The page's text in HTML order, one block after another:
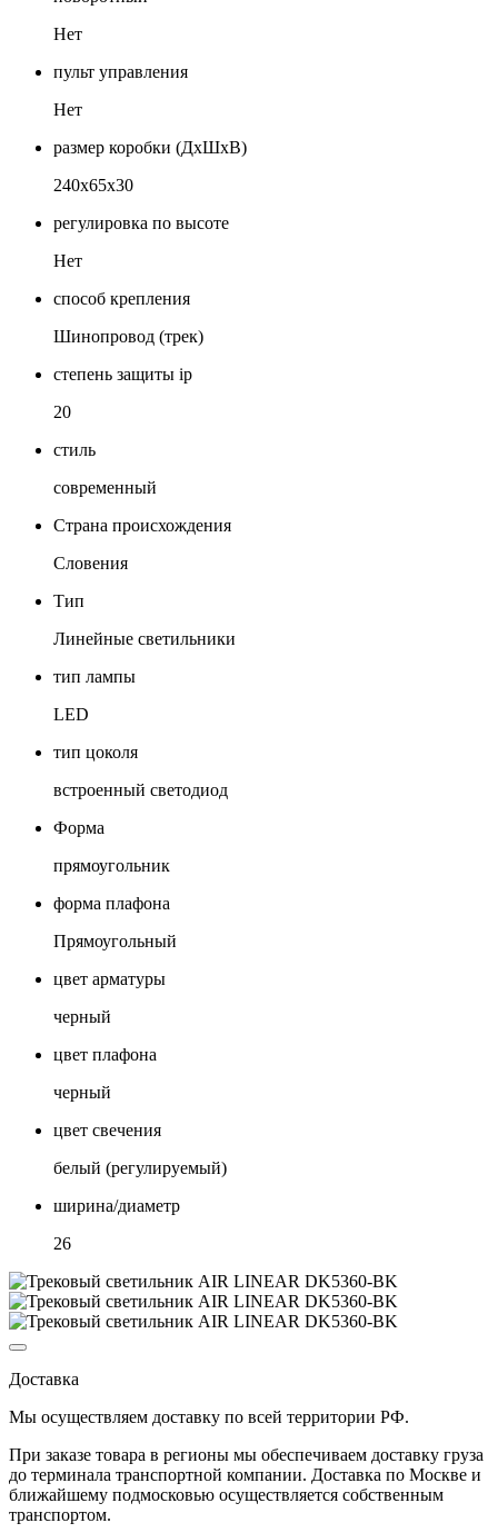
Нет
пульт управления
Нет
размер коробки (ДхШхВ)
240х65х30
регулировка по высоте
Нет
способ крепления
Шинопровод (трек)
степень защиты ip
20
стиль
современный
Страна происхождения
Словения
Тип
Линейные светильники
тип лампы
LED
тип цоколя
встроенный светодиод
Форма
прямоугольник
форма плафона
Прямоугольный
цвет арматуры
черный
цвет плафона
черный
цвет свечения
белый (регулируемый)
ширина/диаметр
26
Доставка
Мы осуществляем доставку по всей территории РФ.
При заказе товара в регионы мы обеспечиваем доставку груза
до терминала транспортной компании. Доставка по Москве и
ближайшему подмосковью осуществляется собственным
транспортом.